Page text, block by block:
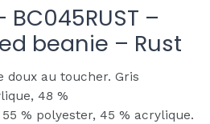
BC045RUST –
beanie – Rust
doux au toucher. Gris
48 %
% polyester, 45 % acrylique.